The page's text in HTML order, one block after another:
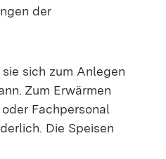
der
sich zum Anlegen
Zum Erwärmen
Fachpersonal
Die Speisen